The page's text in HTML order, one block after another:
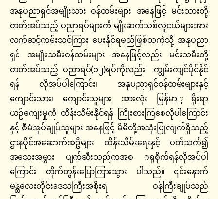
အနုပညာရှင်အမျိုးသား ဝန်ထမ်းများ အနေဖြင့် မင်းသားတို့
တတ်အပ်သည့် ပညာရပ်များကို မျိုးဆက်သစ်လူငယ်များအား
လက်ဆင့်ကမ်းသင်ကြား ပေးနိုင်ရမည်ဖြစ်သကဲ့သို့ အနုပညာ
ရှင် အမျိုးသမီးဝန်ထမ်းများ အနေဖြင့်လည်း မင်းသမီးတို့
တတ်အပ်သည့် ပညာရပ်(၁၂)ရပ်ကိုလည်း ကျွမ်းကျင်ပိုင်နိုင်
ရန် လိုအပ်ပါကြောင်း၊ အနုပညာရှင်ဝန်ထမ်းများနှင့်
ကျောင်းသား၊ ကျောင်းသူများ အားလုံး မြန်မာ ့ရိုးရာ
ယဉ်ကျေးမှုကို ထိန်းသိမ်းနိုင်ရန် ကြိုးစားကြစေလိုပါကြောင်း
နှင့် စီမံအုပ်ချုပ်သူများ အနေဖြင့် မိမိတို့အသုံးပြုလျက်ရှိသည့်
ဌာနပိုင်အဆောက်အဦများ ထိန်းသိမ်းရေးနှင့် ပတ်သက်၍
အသေးအမွှား ပျက်ဆီးသည်ကအစ ဂရုစိုက်ရန်လိုအပ်ပါ
ကြောင်း တိုက်တွန်းပြောကြားသွား ပါသည်။ ၎င်းနောက်
မန္တလေးတိုင်းဒေသကြီးအစိုးရ ဝန်ကြီးချုပ်သည်